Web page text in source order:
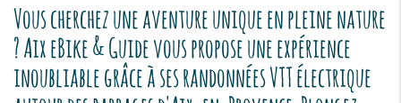
Vous cherchez une aventure unique en pleine nature
? Aix eBike & Guide vous propose une expérience
inoubliable grâce à sesrandonnées VTT électrique